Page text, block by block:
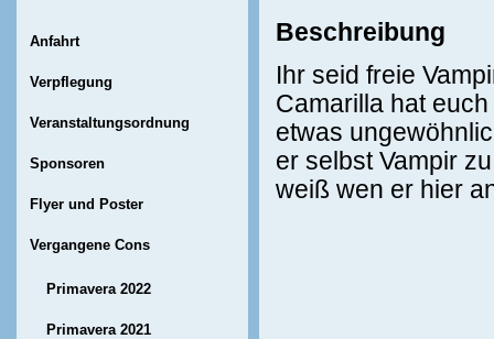
Anfahrt
Verpflegung
Veranstaltungsordnung
Sponsoren
Flyer und Poster
Vergangene Cons
Primavera 2022
Primavera 2021
Beschreibung
Ihr seid freie
Camarilla hat
etwas
er selbst Vampir
weiß wen er hier